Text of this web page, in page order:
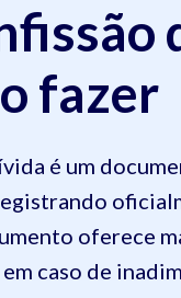
fazer
é um
oferece
caso de